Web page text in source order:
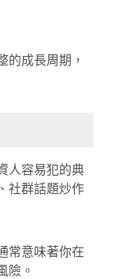
的成長周期，
人容易犯的典
社群話題炒作
常意味著你在
險。